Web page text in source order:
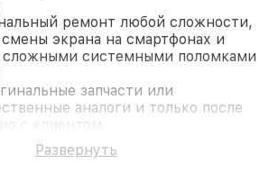
ремонт любой сложности,
смены экрана на смартфонах и
сложными системными поломками
запчасти или
аналоги и только после
с клиентом.
замененные комплектующие
длительная гарантия. В случае
Развернуть